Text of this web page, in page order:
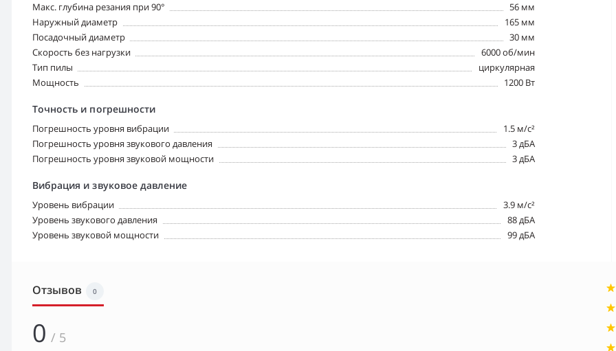
Макс. глубина резания при 90°
56 мм
Наружный диаметр
165 мм
Посадочный диаметр
30 мм
Скорость без нагрузки
6000 об/мин
Тип пилы
циркулярная
Мощность
1200 Вт
Точность и погрешности
Погрешность уровня вибрации
1.5 м/с²
Погрешность уровня звукового давления
3 дБА
Погрешность уровня звуковой мощности
3 дБА
Вибрация и звуковое давление
Уровень вибрации
3.9 м/с²
Уровень звукового давления
88 дБА
Уровень звуковой мощности
99 дБА
Отзывов 0
0 / 5